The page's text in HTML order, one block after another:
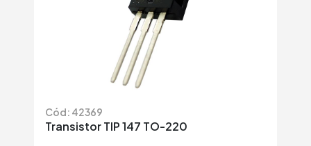
Cód: 42369
Transistor TIP 147 TO-220